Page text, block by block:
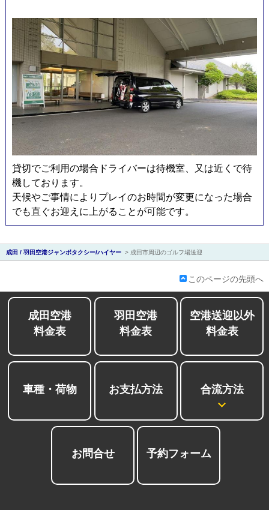
ン
お
貸切でご利用の場合ドライバーは待機室、又は近くで待
機しております。
天候やご事情によりプレイのお時間が変更になった場合
でも直ぐお迎えに上がることが可能です。
成田 / 羽田空港ジャンボタクシー/ハイヤー > 成田市周辺のゴルフ場送迎
このページの先頭へ
成田空港
料金表
羽田空港
料金表
空港送迎以外
料金表
車種・荷物 お支払方法 合流方法
お問合せ 予約フォーム